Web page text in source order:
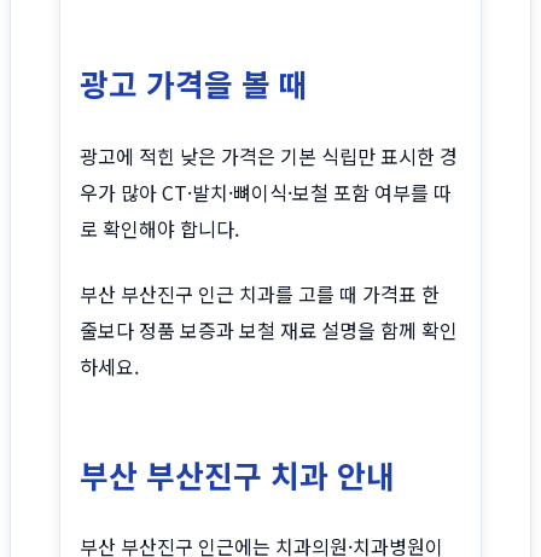
광고 가격을 볼 때
광고에 적힌 낮은 가격은 기본 식립만 표시한 경
우가 많아 CT·발치·뼈이식·보철 포함 여부를 따
로 확인해야 합니다.
부산 부산진구 인근 치과를 고를 때 가격표 한
줄보다 정품 보증과 보철 재료 설명을 함께 확인
하세요.
부산 부산진구 치과 안내
부산 부산진구 인근에는 치과의원·치과병원이